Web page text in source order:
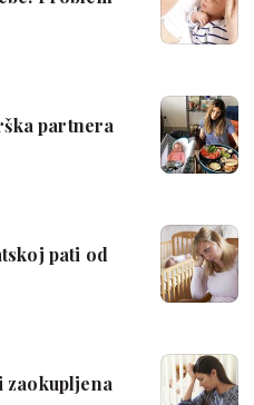
partnera
pati od
zaokupljena